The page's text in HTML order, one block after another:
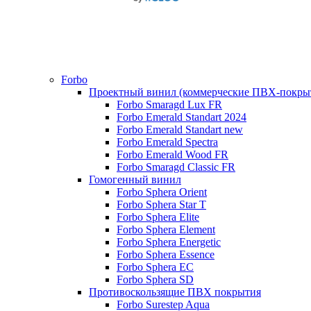
Forbo
Проектный винил (коммерческие ПВХ-
Forbo Smaragd Lux FR
Forbo Emerald Standart 2024
Forbo Emerald Standart new
Forbo Emerald Spectra
Forbo Emerald Wood FR
Forbo Smaragd Classic FR
Гомогенный винил
Forbo Sphera Orient
Forbo Sphera Star T
Forbo Sphera Elite
Forbo Sphera Element
Forbo Sphera Energetic
Forbo Sphera Essence
Forbo Sphera EC
Forbo Sphera SD
Противоскользящие ПВХ покрытия
Forbo Surestep Aqua